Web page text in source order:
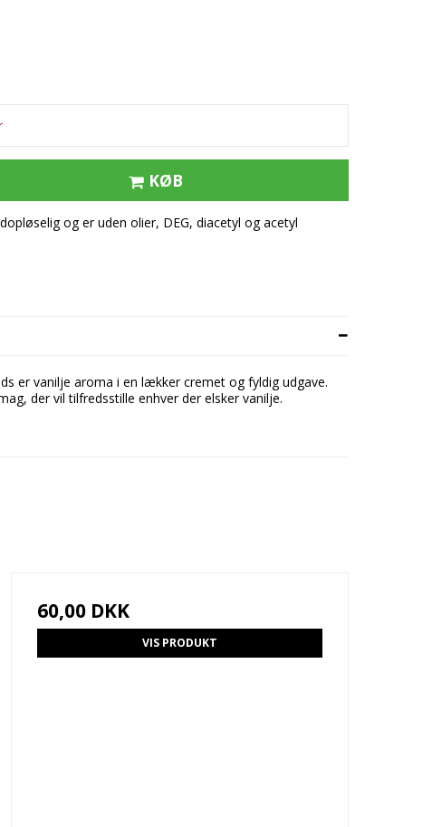
KØB
og er uden olier, DEG, diacetyl og acetyl
er vanilje aroma i en lækker cremet og fyldig udgave.
der vil tilfredsstille enhver der elsker vanilje.
60,00 DKK
VIS PRODUKT